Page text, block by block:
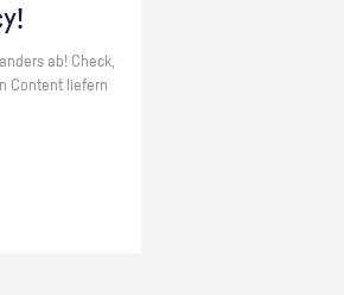
ab! Check,
Con­tent lie­fern